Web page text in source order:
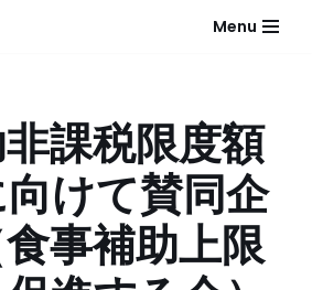
Menu
課税限度額
けて賛同企
事補助上限